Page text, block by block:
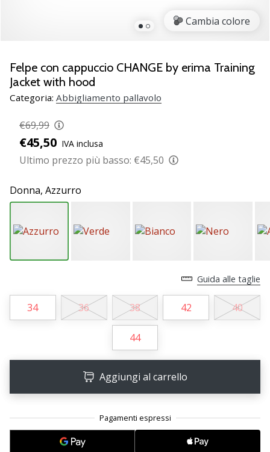
un
fanatico
della
pallavolo
noi?
Unisciti
noi
marchio
Ambassador.
•
Weplayvolleyball
affiliate
program
personale,
gestisci
una
Cambia colore
Felpe con cappuccio CHANGE by erima Training
Jacket with hood
Categoria: Abbigliamento pallavolo
€69,99
€45,50 IVA inclusa
Ultimo prezzo più basso: €45,50
Donna, Azzurro
Guida alle taglie
34 36 38 42 40
44
Aggiungi al carrello